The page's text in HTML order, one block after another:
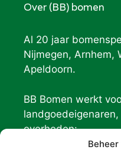
Over (BB) bomen
Al 20 jaar
Nijmegen, Arnhem,
Apeldoorn.
BB Bomen werkt
overheden:
Geldersch